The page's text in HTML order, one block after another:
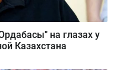
на глазах у
Казахстана